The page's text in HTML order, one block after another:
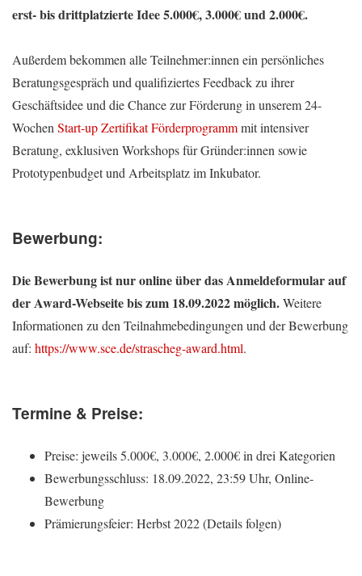
erst- bis drittplatzierte Idee 5.000€, 3.000€ und 2.000€.
Außerdem bekommen alle Teilnehmer:innen ein persönliches
Beratungsgespräch und qualifiziertes Feedback zu ihrer
Geschäftsidee und die Chance zur Förderung in unserem 24-
Wochen Start-up Zertifikat Förderprogrammmit intensiver
Beratung, exklusiven Workshops für Gründer:innen sowie
Prototypenbudget und Arbeitsplatz im Inkubator.
Bewerbung:
Die Bewerbung ist nur online über das Anmeldeformular auf
der Award-Webseite bis zum 18.09.2022 möglich.Weitere
Informationen zu den Teilnahmebedingungen und der Bewerbung
auf: https://www.sce.de/strascheg-award.html.
Termine & Preise:
Preise: jeweils 5.000€, 3.000€, 2.000€ in drei Kategorien
Bewerbungsschluss: 18.09.2022, 23:59 Uhr, Online-
Bewerbung
Prämierungsfeier: Herbst 2022 (Details folgen)